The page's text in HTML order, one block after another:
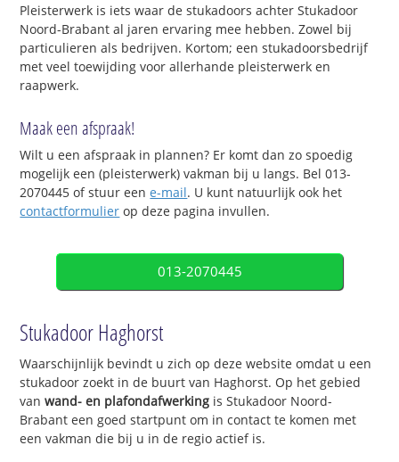
Pleisterwerk is iets waar de stukadoors achter Stukadoor
Noord-Brabant al jaren ervaring mee hebben. Zowel bij
particulieren als bedrijven. Kortom; een stukadoorsbedrijf
met veel toewijding voor allerhande pleisterwerk en
raapwerk.
Maak een afspraak!
Wilt u een afspraak in plannen? Er komt dan zo spoedig
mogelijk een (pleisterwerk) vakman bij u langs. Bel 013-
2070445 of stuur eene-mail. U kunt natuurlijk ook het
contactformulier op deze pagina invullen.
013-2070445
Stukadoor Haghorst
Waarschijnlijk bevindt u zich op deze website omdat u een
stukadoor zoekt in de buurt van Haghorst. Op het gebied
vanwand- en plafondafwerking is Stukadoor Noord-
Brabant een goed startpunt om in contact te komen met
een vakman die bij u in de regio actief is.